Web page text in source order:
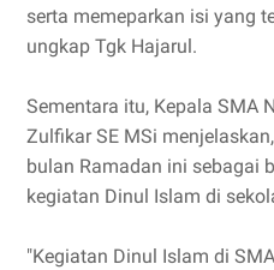
serta memeparkan isi yang
ungkap Tgk Hajarul.
Sementara itu, Kepala SMA
Zulfikar SE MSi
bulan Ramadan ini sebagai
kegiatan Dinul Islam di
"Kegiatan Dinul Islam di